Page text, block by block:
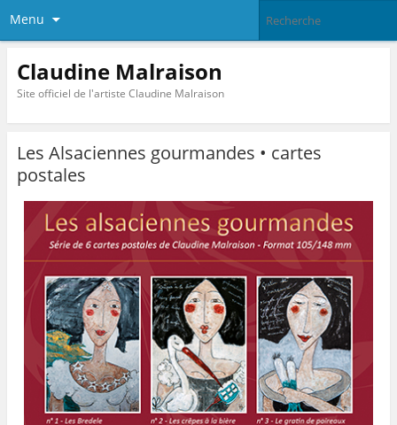
Menu
Claudine Malraison
Site officiel de l'artiste Claudine Malraison
Les Alsaciennes gourmandes • cartes
postales